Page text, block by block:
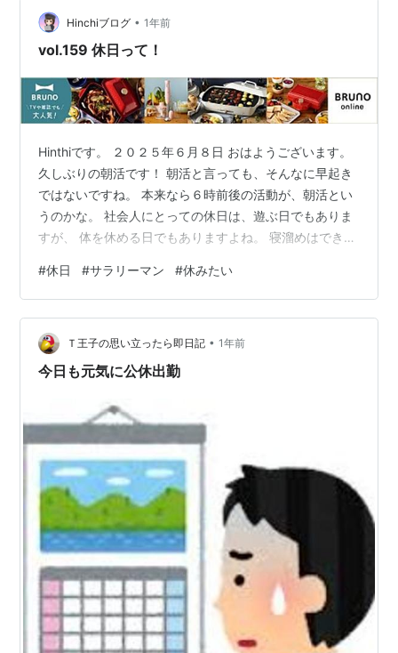
Hinchiブログ • 1年前
vol.159 休日って！
Hinthiです。 ２０２５年６月８日 おはようございます。
久しぶりの朝活です！ 朝活と言っても、そんなに早起き
ではないですね。 本来なら６時前後の活動が、朝活とい
うのかな。 社会人にとっての休日は、遊ぶ日でもありま
すが、 体を休める日でもありますよね。 寝溜めはできま
したいですが、家族がいるとそうゆっくりも、 してられ
ない場合のが多々あります。 とくに子どもが小さいと、
世話したり、遊び相手になったりと、 仕事よりハードワ
ークになる場合もあります。 今の時代は、大体の会社が
週休２日制ですね。 昔は日曜日しか休みがないうえに、
#休日 #サラリーマン #休みたい
Ｔ王子の思い立ったら即日記 • 1年前
今日も元気に公休出勤